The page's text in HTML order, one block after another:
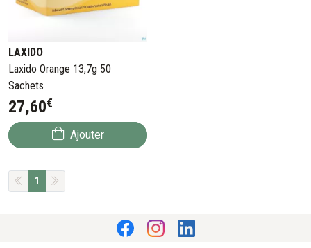
LAXIDO
Laxido Orange 13,7g 50
Sachets
27,60€
Ajouter
1